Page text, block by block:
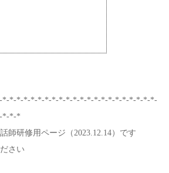
*-*-*-*-*-*-*-*-*-*-*-*-*-*-*-*-*-*-*-*-*-
*-*-*
師研修用ページ（2023.12.14）です
さい